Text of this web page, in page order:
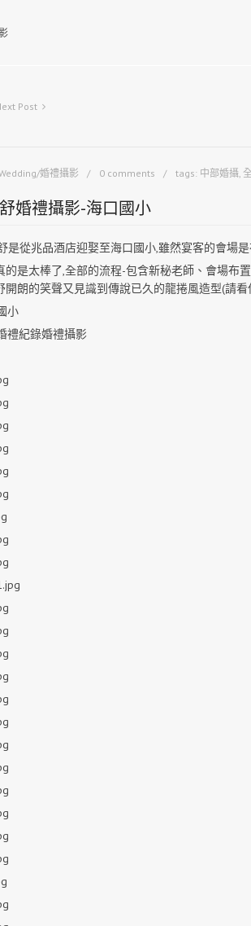
Post
婚禮攝影 0 comments tags: 中部婚攝,
婚禮攝影-海口國小
是從兆品酒店迎娶至海口國小,雖然宴客的會場
的是太棒了,全部的流程-包含新秘老師、會場布
開朗的笑聲又見識到傳說已久的龍捲風造型(請
小
禮紀錄婚禮攝影